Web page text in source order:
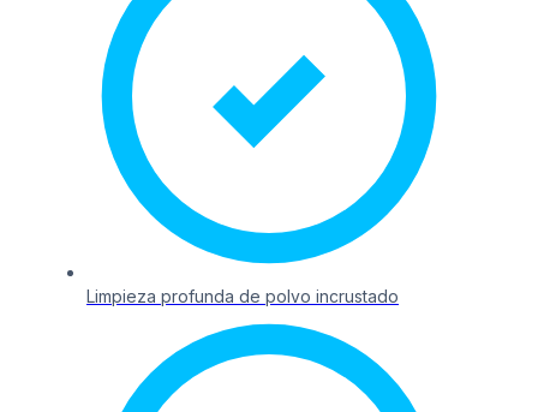
Limpieza profunda de polvo incrustado